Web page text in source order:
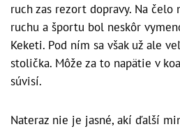
ruch zas rezort dopravy. Na
ruchu a športu bol neskôr
Keketi. Pod ním sa však už ale
stolička. Môže za to napätie v
súvisí.
Nateraz nie je jasné, akí ďalší